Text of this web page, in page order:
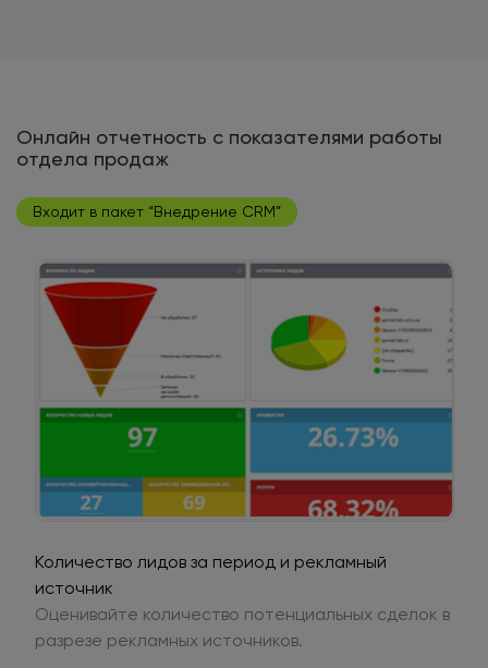
Онлайн отчетность с показателями работы
отдела продаж
Входит в пакет “Внедрение CRM”
Количество лидов за период и рекламный
источник
Оценивайте количество потенциальных сделок в
разрезе рекламных источников.